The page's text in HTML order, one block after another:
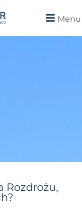
Menu
Rozdrożu,